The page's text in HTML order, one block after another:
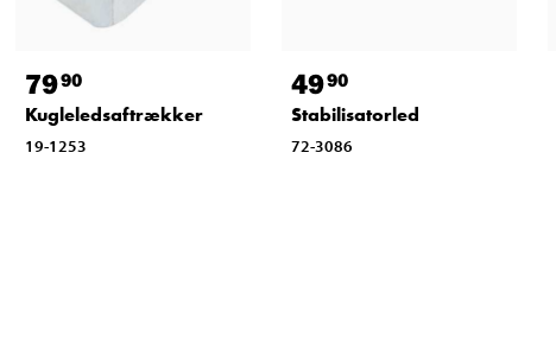
7990
Kugleledsaftrækker
19-1253
4990
Stabilisatorled
72-3086